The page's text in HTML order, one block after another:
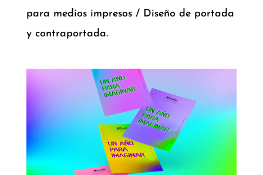
para medios impresos / Diseño de portada
y contraportada.